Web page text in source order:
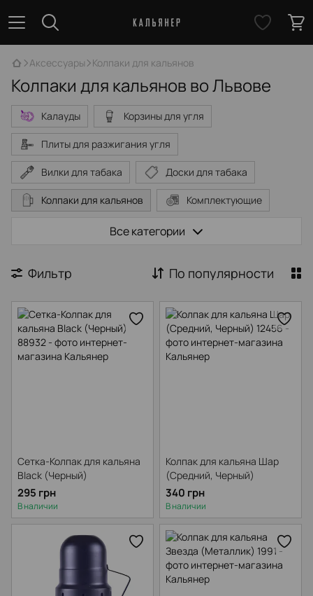
Аксессуары Колпаки для кальянов
Колпаки для кальянов во Львове
Калауды Корзины для угля
Плиты для разжигания угля
Вилки для табака Доски для табака
Колпаки для кальянов Комплектующие
Охладительные трубки
Сумки для кальянов Щетки и очистители
Щипцы для кальянов Шила
Средство для мытья кальяна
Все категории
Фильтр По популярности
Сетка-Колпак для кальяна
Black (Черный)
295 грн
В наличии
Колпак для кальяна Шар
(Средний, Черный)
340 грн
В наличии